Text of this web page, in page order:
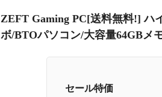
ZEFT Gaming PC[送料無料!] ハ
ボ/BTOパソコン/大容量64GBメ
セール特価